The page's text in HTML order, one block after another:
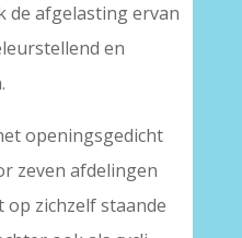
de afgelasting ervan
en
openingsgedicht
zeven afdelingen
zichzelf staande